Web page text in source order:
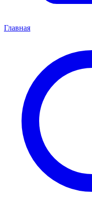
Главная